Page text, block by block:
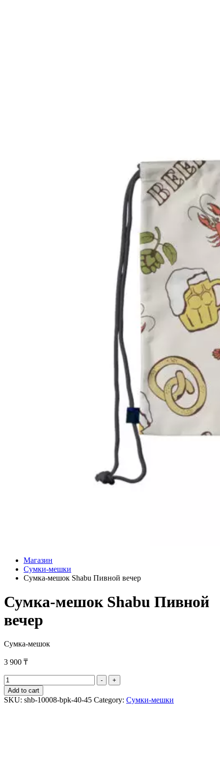
Магазин
Сумки-мешки
Сумка-мешок Shabu Пивной вечер
Сумка-мешок Shabu Пивной
вечер
Сумка-мешок
3 900 ₸
Сумка-
мешок
Shabu
Пивной
-
+
Add to cart
SKU: shb-10008-bpk-40-45 Category: Сумки-мешки